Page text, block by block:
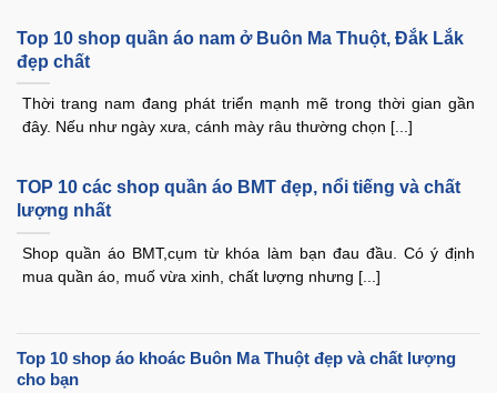
Top 10 shop quần áo nam ở Buôn Ma Thuột, Đắk Lắk
đẹp chất
Thời trang nam đang phát triển mạnh mẽ trong thời gian gần
đây. Nếu như ngày xưa, cánh mày râu thường chọn [...]
TOP 10 các shop quần áo BMT đẹp, nổi tiếng và chất
lượng nhất
Shop quần áo BMT,cụm từ khóa làm bạn đau đầu. Có ý định
mua quần áo, muố vừa xinh, chất lượng nhưng [...]
Top 10 shop áo khoác Buôn Ma Thuột đẹp và chất lượng
cho bạn